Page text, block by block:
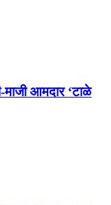
आमदार ‘टाळे